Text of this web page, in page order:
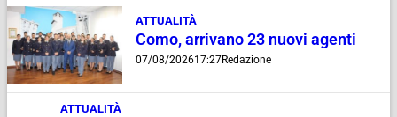
ATTUALITÀ
Como, arrivano 23 nuovi agenti
07/08/202617:27Redazione
ATTUALITÀ